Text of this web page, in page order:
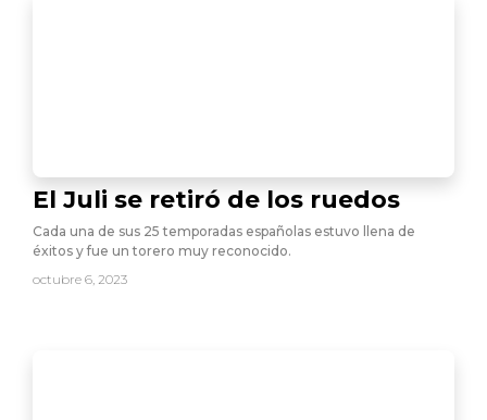
El Juli se retiró de los ruedos
Cada una de sus 25 temporadas españolas estuvo llena de
éxitos y fue un torero muy reconocido.
octubre 6, 2023